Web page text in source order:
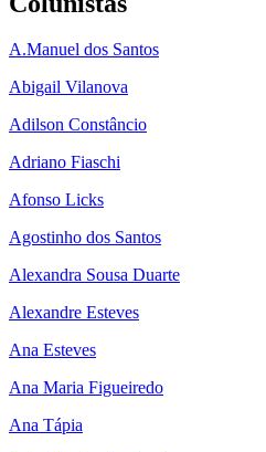
A.Manuel dos Santos
Abigail Vilanova
Adilson Constâncio
Adriano Fiaschi
Afonso Licks
Agostinho dos Santos
Alexandra Sousa Duarte
Alexandre Esteves
Ana Esteves
Ana Maria Figueiredo
Ana Tápia